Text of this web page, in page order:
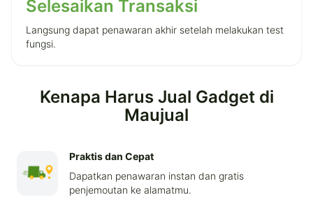
Selesaikan Transaksi
Langsung dapat penawaran akhir setelah melakukan test
fungsi.
Kenapa Harus Jual Gadget di
Maujual
Praktis dan Cepat
Dapatkan penawaran instan dan gratis
penjemoutan ke alamatmu.